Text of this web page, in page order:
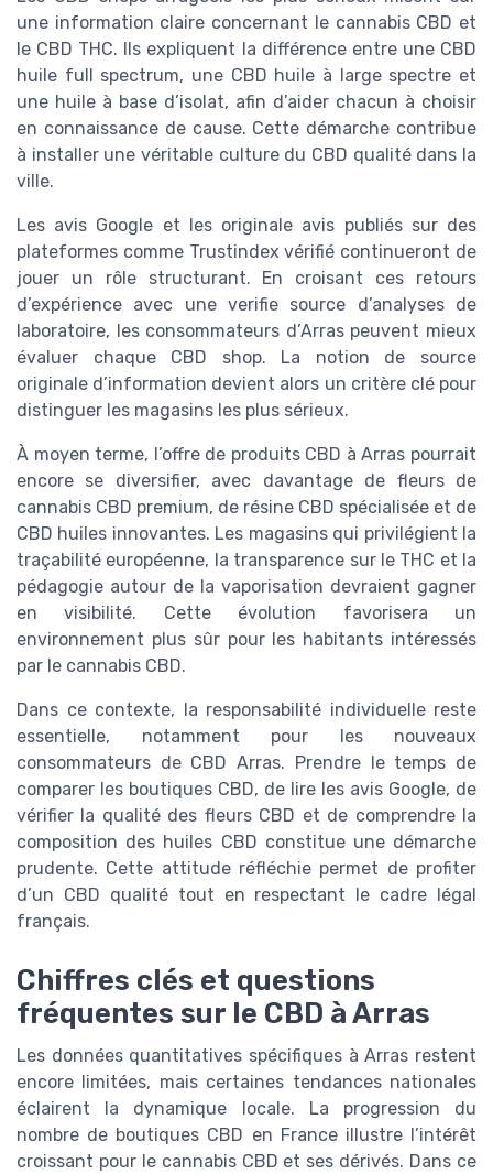
une information claire concernant le cannabis CBD et
le CBD THC. Ils expliquent la différence entre une CBD
huile full spectrum, une CBD huile à large spectre et
une huile à base d’isolat, afin d’aider chacun à choisir
en connaissance de cause. Cette démarche contribue
à installer une véritable culture du CBD qualité dans la
ville.
Les avis Google et les originale avis publiés sur des
plateformes comme Trustindex vérifié continueront de
jouer un rôle structurant. En croisant ces retours
d’expérience avec une verifie source d’analyses de
laboratoire, les consommateurs d’Arras peuvent mieux
évaluer chaque CBD shop. La notion de source
originale d’information devient alors un critère clé pour
distinguer les magasins les plus sérieux.
À moyen terme, l’offre de produits CBD à Arras pourrait
encore se diversifier, avec davantage de fleurs de
cannabis CBD premium, de résine CBD spécialisée et de
CBD huiles innovantes. Les magasins qui privilégient la
traçabilité européenne, la transparence sur le THC et la
pédagogie autour de la vaporisation devraient gagner
en visibilité. Cette évolution favorisera un
environnement plus sûr pour les habitants intéressés
par le cannabis CBD.
Dans ce contexte, la responsabilité individuelle reste
essentielle, notamment pour les nouveaux
consommateurs de CBD Arras. Prendre le temps de
comparer les boutiques CBD, de lire les avis Google, de
vérifier la qualité des fleurs CBD et de comprendre la
composition des huiles CBD constitue une démarche
prudente. Cette attitude réfléchie permet de profiter
d’un CBD qualité tout en respectant le cadre légal
français.
Chiffres clés et questions
fréquentes sur le CBD à Arras
Les données quantitatives spécifiques à Arras restent
encore limitées, mais certaines tendances nationales
éclairent la dynamique locale. La progression du
nombre de boutiques CBD en France illustre l’intérêt
croissant pour le cannabis CBD et ses dérivés. Dans ce